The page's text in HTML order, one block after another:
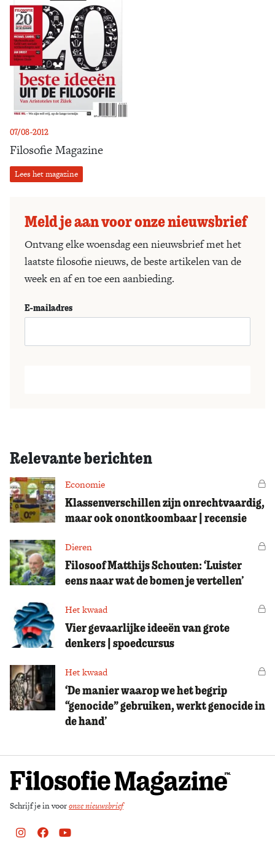
07/08-2012
Filosofie Magazine
Lees het magazine
Meld je aan voor onze nieuwsbrief
Ontvang elke woensdag een nieuwsbrief met het
laatste filosofie nieuws, de beste artikelen van de
week en af en toe een aanbieding.
E-mailadres
Relevante berichten
Economie
Klassenverschillen zijn onrechtvaardig,
maar ook onontkoombaar | recensie
Dieren
Filosoof Matthijs Schouten: ‘Luister
eens naar wat de bomen je vertellen’
Het kwaad
Vier gevaarlijke ideeën van grote
denkers | spoedcursus
Het kwaad
‘De manier waarop we het begrip
“genocide” gebruiken, werkt genocide in
de hand’
Schrijf je in vooronze nieuwsbrief
Instagram
FacebookYoutube